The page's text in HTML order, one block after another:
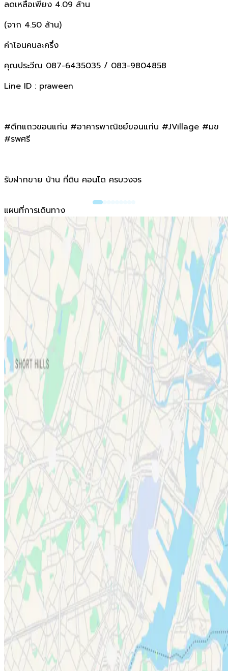
ลดเหลือเพียง 4.09 ล้าน
(จาก 4.50 ล้าน)
ค่าโอนคนละครึ่ง
คุณประวีณ 087-6435035 / 083-9804858
Line ID : praween
#ตึกแถวขอนแก่น #อาคารพาณิชย์ขอนแก่น #JVillage #มข
#รพศรี
รับฝากขาย บ้าน ที่ดิน คอนโด ครบวงจร
แผนที่การเดินทาง